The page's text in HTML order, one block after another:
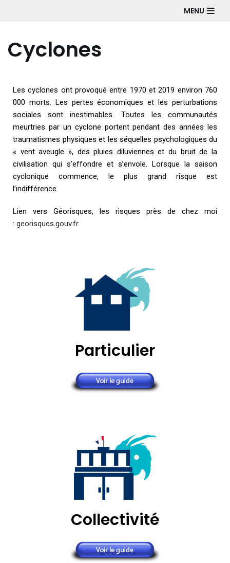
MENU
Cyclones
Les cyclones ont provoqué entre 1970 et 2019 environ 760
000 morts. Les pertes économiques et les perturbations
sociales sont inestimables. Toutes les communautés
meurtries par un cyclone portent pendant des années les
traumatismes physiques et les séquelles psychologiques du
« vent aveugle », des pluies diluviennes et du bruit de la
civilisation qui s’effondre et s’envole. Lorsque la saison
cyclonique commence, le plus grand risque est
l’indifférence.
Lien vers Géorisques, les risques près de chez moi
: georisques.gouv.fr
Particulier
Collectivité